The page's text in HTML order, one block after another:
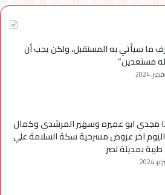
ما سيأتي به المستقبل، ولكن يجب أن
مستعدين”
مجدي ابو عميره وسهير المرشدي وكمال
اخر عروض مسرحية سكة السلامة علي
بمدينة نصر